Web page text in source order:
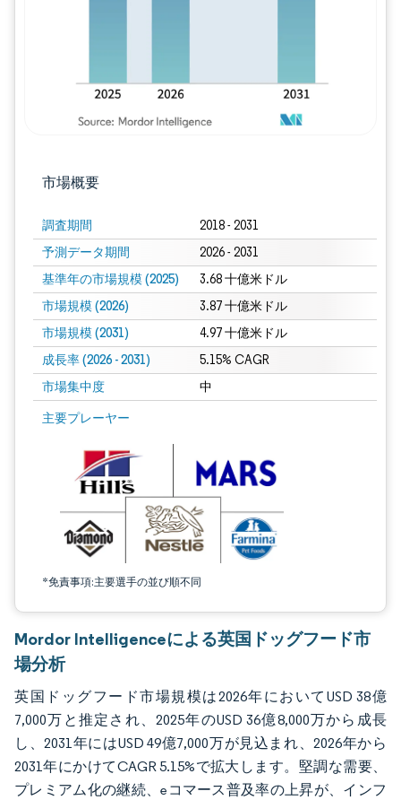
市場概要
調査期間 2018 - 2031
予測データ期間 2026 - 2031
基準年の市場規模 (2025) 3.68 十億米ドル
市場規模 (2026) 3.87 十億米ドル
市場規模 (2031) 4.97 十億米ドル
成長率 (2026 - 2031) 5.15% CAGR
市場集中度 中
主要プレーヤー
*免責事項:主要選手の並び順不同
画像 © Mordor Intelligence。再利用にはCC BY 4.0の表示が必要です。
Mordor Intelligenceによる英国ドッグフード市
場分析
英国ドッグフード市場規模は2026年においてUSD 38億
7,000万と推定され、2025年のUSD 36億8,000万から成長
し、2031年にはUSD 49億7,000万が見込まれ、2026年から
2031年にかけてCAGR 5.15%で拡大します。堅調な需要、
プレミアム化の継続、eコマース普及率の上昇が、インフ